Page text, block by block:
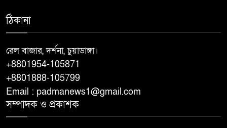
কেশবপুরে হরিহর নদে গোসলে নেমে
নিখোঁজ বৃদ্ধের মরদেহ উদ্ধার
আটক
ঠিকানা
রেল বাজার, দর্শনা, চুয়াডাঙ্গা।
+8801954-105871
+8801888-105799
Email : padmanews1@gmail.com
সম্পাদক ও প্রকাশক